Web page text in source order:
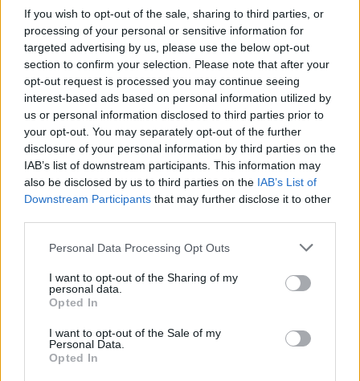
If you wish to opt-out of the sale, sharing to third parties, or
processing of your personal or sensitive information for
targeted advertising by us, please use the below opt-out
section to confirm your selection. Please note that after your
opt-out request is processed you may continue seeing
interest-based ads based on personal information utilized by
us or personal information disclosed to third parties prior to
your opt-out. You may separately opt-out of the further
disclosure of your personal information by third parties on the
IAB’s list of downstream participants. This information may
also be disclosed by us to third parties on the IAB’s List of
Downstream Participants that may further disclose it to other
Personal Data Processing Opt Outs
I want to opt-out of the Sharing of my
personal data.
Opted In
I want to opt-out of the Sale of my
Personal Data.
Opted In
kereskedés folyt, a hozamok a tegnapi szintekhez képest
gyakorlatilag nem változtak. A nap további részében sem
várható jelentősebb aktivitás, a piac a holnapi 15 éves
kötvény aukcióra készül. Az O/N kamatok nem mozdultak
el a tegnapi szintekről (9.95/10.45%). A forint a tegnapi
zárószint közelében nyitott (-9.70%), a délelőtt...
KEDVES OLVASÓNK!
A keresett cikk a portfolio.hu hírarchívumához
Portfolio.hu teljes cikkarchívum
Kötéslisták: BÉT elmúlt 2 év napon belüli
kötéslistái